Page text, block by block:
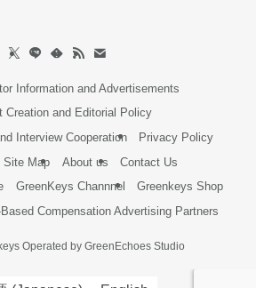
Information and Advertisements
Creation and Editorial Policy
Interview Cooperation
Privacy Policy
Site Map About us
Contact Us
GreenKeys Channnel
Greenkeys Shop
Compensation Advertising Partners
Operated by GreenEchoes Studio